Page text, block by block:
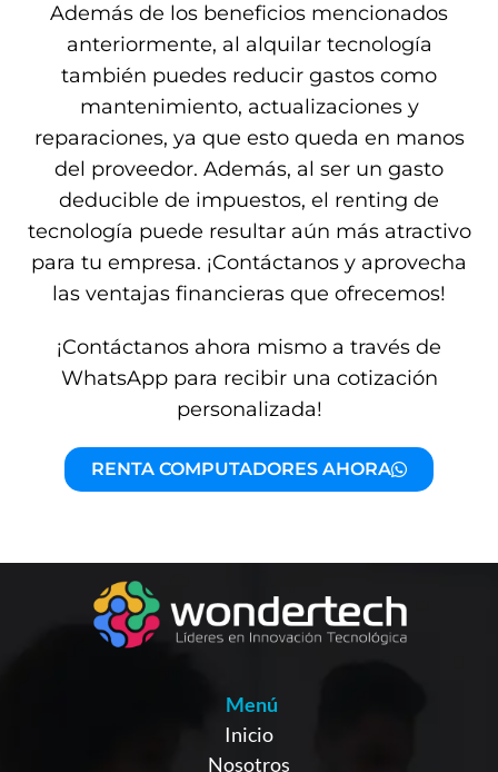
Además de los beneficios mencionados
anteriormente, al alquilar tecnología
también puedes reducir gastos como
mantenimiento, actualizaciones y
reparaciones, ya que esto queda en manos
del proveedor. Además, al ser un gasto
deducible de impuestos, el renting de
tecnología puede resultar aún más atractivo
para tu empresa. ¡Contáctanos y aprovecha
las ventajas financieras que ofrecemos!
¡Contáctanos ahora mismo a través de
WhatsApp para recibir una cotización
personalizada!
RENTA COMPUTADORES AHORA
Menú
Inicio
Nosotros